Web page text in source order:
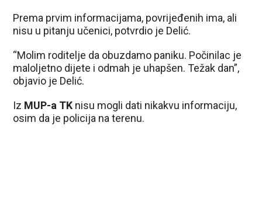
Prema prvim informacijama, povrijeđenih ima, ali
nisu u pitanju učenici, potvrdio je Delić.
“Molim roditelje da obuzdamo paniku. Počinilac je
maloljetno dijete i odmah je uhapšen. Težak dan”,
objavio je Delić.
Iz MUP-a TK nisu mogli dati nikakvu informaciju,
osim da je policija na terenu.